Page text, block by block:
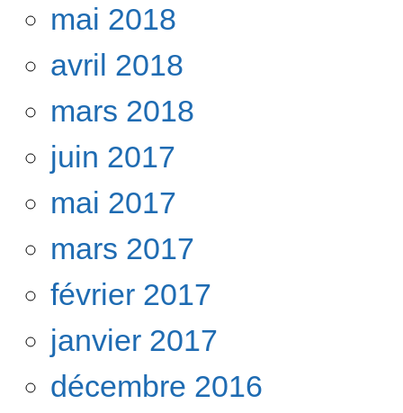
mai 2018
avril 2018
mars 2018
juin 2017
mai 2017
mars 2017
février 2017
janvier 2017
décembre 2016